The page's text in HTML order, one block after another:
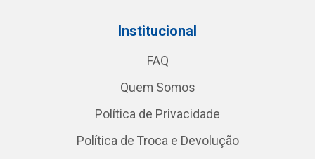
Institucional
FAQ
Quem Somos
Política de Privacidade
Política de Troca e Devolução